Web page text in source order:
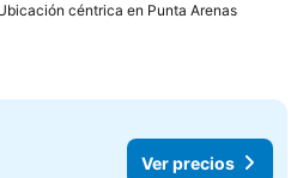
céntrica en Punta ArenasVer
Ver precios